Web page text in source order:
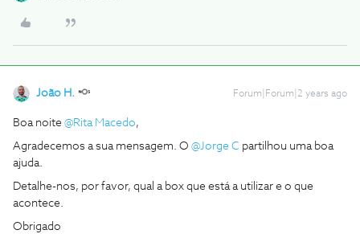
João H. Forum|Forum|2 years ago
Boa noite @Rita Macedo,
Agradecemos a sua mensagem. O @Jorge C partilhou uma boa
ajuda.
Detalhe-nos, por favor, qual a box que está a utilizar e o que
acontece.
Obrigado